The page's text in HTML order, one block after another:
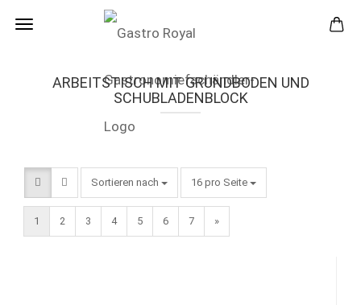
ARBEITSTISCH MIT GRUNDBODEN UND
SCHUBLADENBLOCK
Sortieren nach
Sortieren nach 16 pro Seite
pro Seite
1 2 3 4 5 6 7 »